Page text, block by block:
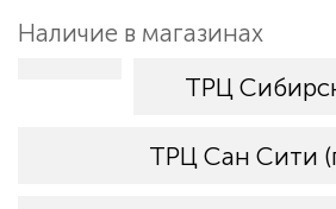
Наличие в магазинах
ТРЦ
ТРЦ Сан Сити